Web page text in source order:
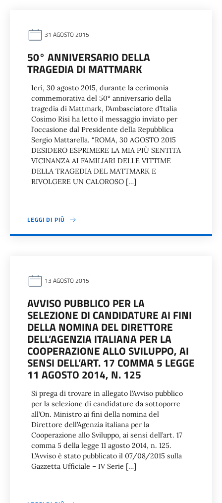
31 AGOSTO 2015
50° ANNIVERSARIO DELLA
TRAGEDIA DI MATTMARK
Ieri, 30 agosto 2015, durante la cerimonia
commemorativa del 50° anniversario della
tragedia di Mattmark, l’Ambasciatore d’Italia
Cosimo Risi ha letto il messaggio inviato per
l’occasione dal Presidente della Repubblica
Sergio Mattarella. “ROMA, 30 AGOSTO 2015
DESIDERO ESPRIMERE LA MIA PIÙ SENTITA
VICINANZA AI FAMILIARI DELLE VITTIME
DELLA TRAGEDIA DEL MATTMARK E
RIVOLGERE UN CALOROSO […]
LEGGI DI PIÙ
13 AGOSTO 2015
AVVISO PUBBLICO PER LA
SELEZIONE DI CANDIDATURE AI FINI
DELLA NOMINA DEL DIRETTORE
DELL’AGENZIA ITALIANA PER LA
COOPERAZIONE ALLO SVILUPPO, AI
SENSI DELL’ART. 17 COMMA 5 LEGGE
11 AGOSTO 2014, N. 125
Si prega di trovare in allegato l’Avviso pubblico
per la selezione di candidature da sottoporre
all’On. Ministro ai fini della nomina del
Direttore dell’Agenzia italiana per la
Cooperazione allo Sviluppo, ai sensi dell’art. 17
comma 5 della legge 11 agosto 2014, n. 125.
L’Avviso è stato pubblicato il 07/08/2015 sulla
Gazzetta Ufficiale – IV Serie […]